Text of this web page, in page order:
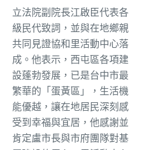
立法院副院長江啟臣代表各
級民代致詞，並與在地鄉親
共同見證協和里活動中心落
成。他表示，西屯區各項建
設蓬勃發展，已是台中市最
繁華的「蛋黃區」，生活機
能優越，讓在地居民深刻感
受到幸福與宜居，他感謝並
肯定盧市長與市府團隊對基